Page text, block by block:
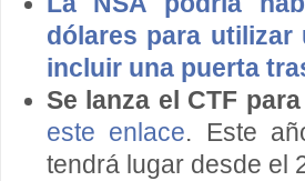
dólares para
incluir una puerta
Se lanza el CTF
este enlace. Este
tendrá lugar desde el